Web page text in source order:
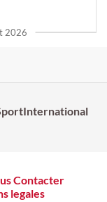
2026
International
Contacter
legales